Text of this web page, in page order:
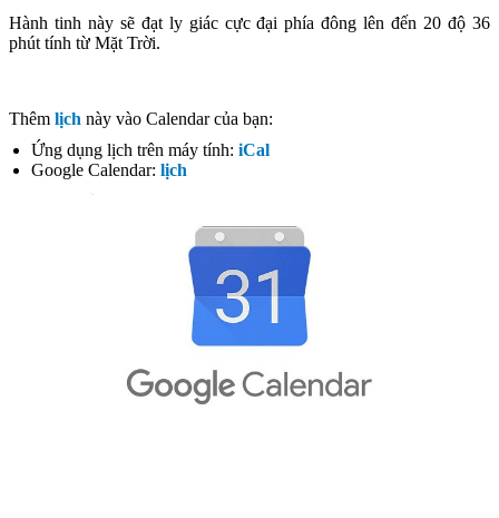
Hành tinh này sẽ đạt ly giác cực đại phía đông lên đến 20 độ 36
phút tính từ Mặt Trời.
Thêm lịch này vào Calendar của bạn:
Ứng dụng lịch trên máy tính: iCal
Google Calendar: lịch